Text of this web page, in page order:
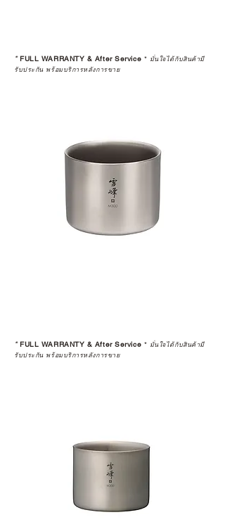
STUDIO และร้านตัวแทนจำหน่ายที่
ได้รับการแต่งตั้งอย่างเป็นทางการ จะ
หรือการแก้ไขปัญหาที่อาจเกิดขึ้นใน
ก่อนตัดสินใจซื้อสินค้า เราอยาก
แนะนำให้คุณสอบถามทุกครั้งว่า ร้าน
ค้าที่คุณกำลังเลือกซื้อนั้น มีการรับ
ประกันสินค้าจากตัวแทนจำหน่าย
ในอุปกรณ์ที่คุณรัก มีคุณค่าอย่าง
ประสบการณ์ที่สมบูรณ์แบบในระยะ
อ่านต่อเรื่องการรับประกันสินค้าได้
*FULL WARRANTY & After Service * มั่นใจได้กับสินค้ามี
รับประกัน พร้อมบริการหลังการขาย
*FULL WARRANTY & After Service * มั่นใจได้กับสินค้ามี
รับประกัน พร้อมบริการหลังการขาย